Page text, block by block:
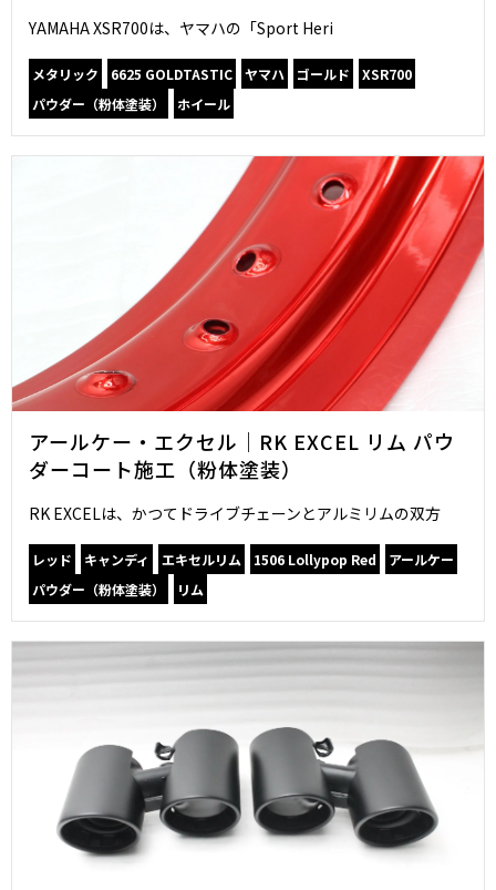
YAMAHA XSR700は、ヤマハの「Sport Heri
メタリック 6625 GOLDTASTIC ヤマハ ゴールド
XSR700
パウダー（粉体塗装）
ホイール
アールケー・エクセル｜RK EXCEL リム パウ
ダーコート施工（粉体塗装）
RK EXCELは、かつてドライブチェーンとアルミリムの双方
レッド キャンディ エキセルリム 1506 Lollypop Red
アールケー
パウダー（粉体塗装）
リム